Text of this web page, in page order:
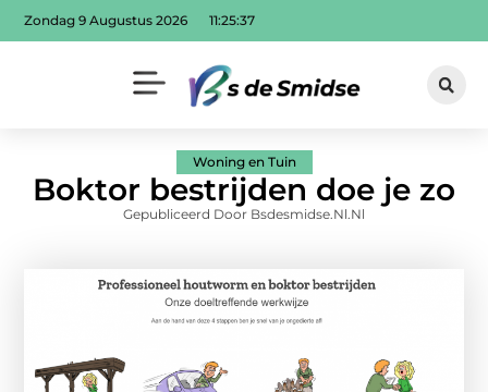
Zondag 9 Augustus 2026 11:25:38
Woning en Tuin
Boktor bestrijden doe je zo
Gepubliceerd Door Bsdesmidse.nl.nl